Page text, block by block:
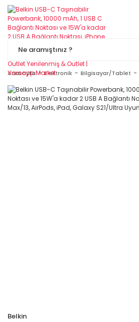
Anasayfa Elektronik Bilgisayar/Tablet
Belkin